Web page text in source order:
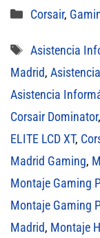
Categorías
Corsair,
Etiquetas
Asistencia
Madrid,
Asistencia
Corsair Dominator,
ELITE LCD XT,
Madrid Gaming,
Montaje Gaming
Montaje Gaming
Madrid, Montaje